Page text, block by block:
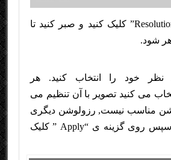
روی گزینه ی “Resolution” کلیک کنید و صبر کنید تا
شود.
نظر خود را انتخاب کنید. هر
می کنید تصویر با آن تنظیم می
مناسب نیست, رزولوشن دیگری
را انتخاب کنید ) سپس روی گزینه ی “Apply ” کلیک